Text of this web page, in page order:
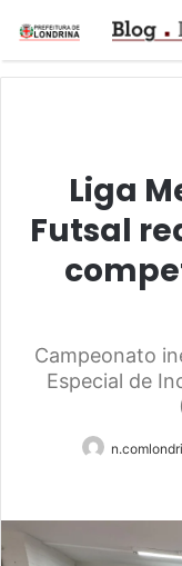
Liga
Futsal
Campeonato
Especial de